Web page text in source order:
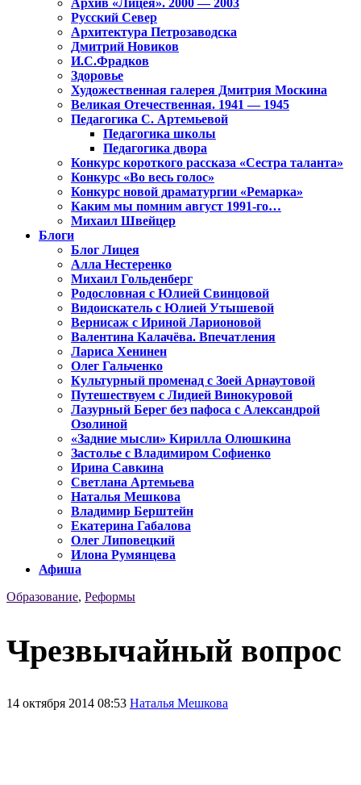
Архив «Лицея». 2000 — 2003
Русский Север
Архитектура Петрозаводска
Дмитрий Новиков
И.С.Фрадков
Здоровье
Художественная галерея Дмитрия Москина
Великая Отечественная. 1941 — 1945
Педагогика С. Артемьевой
Педагогика школы
Педагогика двора
Конкурс короткого рассказа «Сестра таланта»
Конкурс «Во весь голос»
Конкурс новой драматургии «Ремарка»
Каким мы помним август 1991-го…
Михаил Швейцер
Блоги
Блог Лицея
Алла Нестеренко
Михаил Гольденберг
Родословная с Юлией Свинцовой
Видоискатель с Юлией Утышевой
Вернисаж с Ириной Ларионовой
Валентина Калачёва. Впечатления
Лариса Хенинен
Олег Гальченко
Культурный променад с Зоей Арнаутовой
Путешествуем с Лидией Винокуровой
Лазурный Берег без пафоса с Александрой
Озолиной
«Задние мысли» Кирилла Олюшкина
Застолье с Владимиром Софиенко
Ирина Савкина
Светлана Артемьева
Наталья Мешкова
Владимир Берштейн
Екатерина Габалова
Олег Липовецкий
Илона Румянцева
Афиша
Образование, Реформы
Чрезвычайный вопрос
14 октября 2014 08:53 Наталья Мешкова